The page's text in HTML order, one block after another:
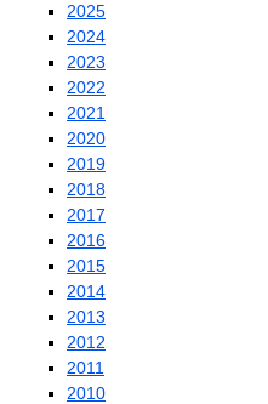
2025
2024
2023
2022
2021
2020
2019
2018
2017
2016
2015
2014
2013
2012
2011
2010